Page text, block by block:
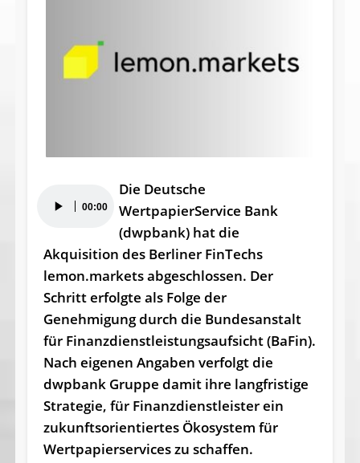
Player 00:00
Die Deutsche
WertpapierService Bank
(dwpbank) hat die
Akquisition des Berliner FinTechs
lemon.markets abgeschlossen. Der
Schritt erfolgte als Folge der
Genehmigung durch die Bundesanstalt
für Finanzdienstleistungsaufsicht (BaFin).
Nach eigenen Angaben verfolgt die
dwpbank Gruppe damit ihre langfristige
Strategie, für Finanzdienstleister ein
zukunftsorientiertes Ökosystem für
Wertpapierservices zu schaffen.